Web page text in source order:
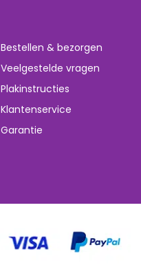
Bestellen & bezorgen
Veelgestelde vragen
Plakinstructies
Klantenservice
Garantie